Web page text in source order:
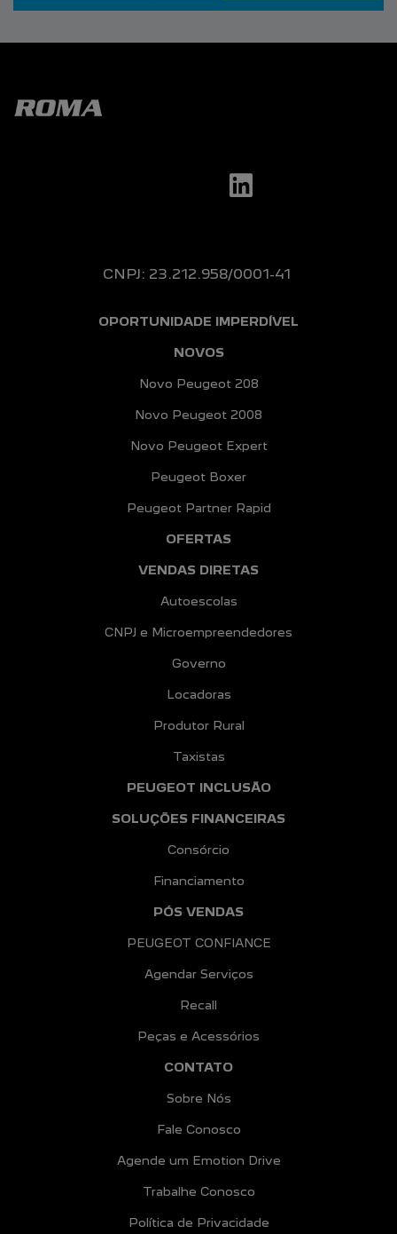
CNPJ: 23.212.958/0001-41
OPORTUNIDADE IMPERDÍVEL
NOVOS
Novo Peugeot 208
Novo Peugeot 2008
Novo Peugeot Expert
Peugeot Boxer
Peugeot Partner Rapid
OFERTAS
VENDAS DIRETAS
Autoescolas
CNPJ e Microempreendedores
Governo
Locadoras
Produtor Rural
Taxistas
PEUGEOT INCLUSÃO
SOLUÇÕES FINANCEIRAS
Consórcio
Financiamento
PÓS VENDAS
PEUGEOT CONFIANCE
Agendar Serviços
Recall
Peças e Acessórios
CONTATO
Sobre Nós
Fale Conosco
Agende um Emotion Drive
Trabalhe Conosco
Política de Privacidade